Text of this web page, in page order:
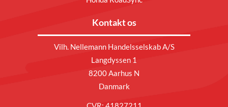
Kontakt os
Vilh. Nellemann Handelsselskab A/S
Langdyssen 1
8200 Aarhus N
Danmark